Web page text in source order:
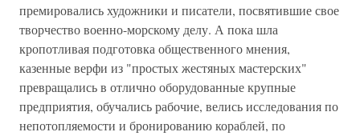
премировались художники и писатели, посвятившие свое
творчество военно-морскому делу. А пока шла
кропотливая подготовка общественного мнения,
казенные верфи из "простых жестяных мастерских"
превращались в отлично оборудованные крупные
предприятия, обучались рабочие, велись исследования по
непотопляемости и бронированию кораблей, по